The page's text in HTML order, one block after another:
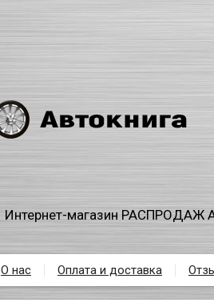
Интернет-магазин РАСПРОДАЖ
О нас Оплата и доставка